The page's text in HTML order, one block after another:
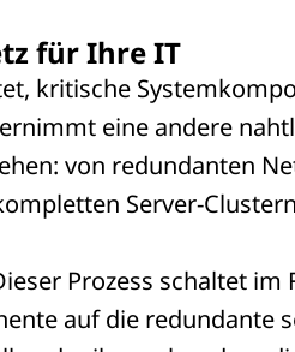
für Ihre IT
kritische
eine andere
von redundanten
Server-
Prozess schaltet im
auf die redundante